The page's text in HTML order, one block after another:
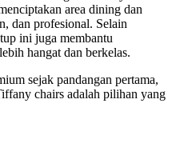
area dining dan
dan profesional. Selain
ini juga membantu
hangat dan berkelas.
sejak pandangan pertama,
chairs adalah pilihan yang